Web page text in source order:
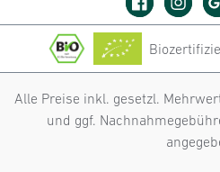
Alle Preise inkl. gesetzl.
und ggf.